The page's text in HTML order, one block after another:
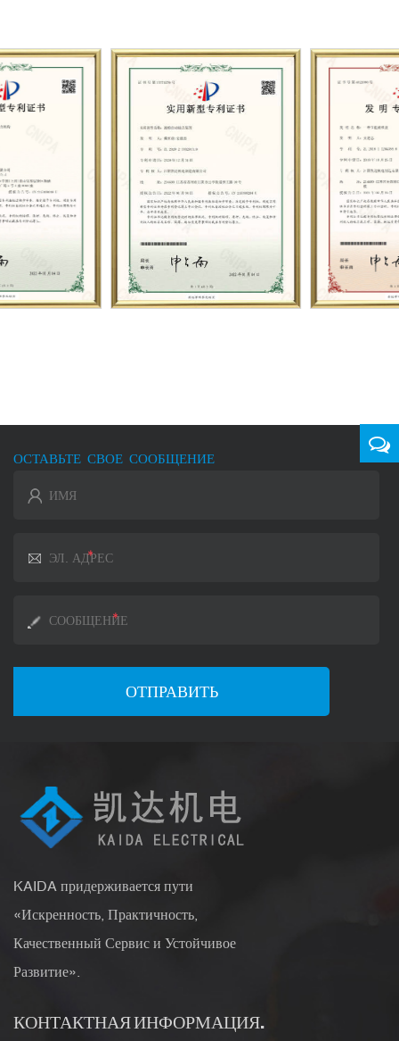
ОСТАВЬТЕ СВОЕ СООБЩЕНИЕ
KAIDA придерживается пути
«Искренность, Практичность,
Качественный Сервис и Устойчивое
Развитие».
КОНТАКТНАЯ ИНФОРМАЦИЯ.